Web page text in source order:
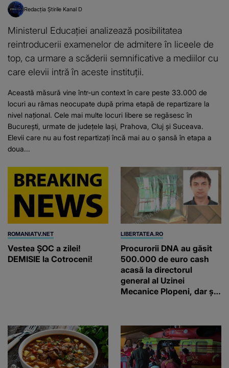
Redacția Știrile Kanal D
Ministerul Educației analizează posibilitatea
reintroducerii examenelor de admitere în liceele de
top, ca urmare a scăderii semnificative a mediilor cu
care elevii intră în aceste instituții.
Această măsură vine într-un context în care peste 33.000 de
locuri au rămas neocupate după prima etapă de repartizare la
nivel național. Cele mai multe locuri libere se regăsesc în
București, urmate de județele Iași, Prahova, Cluj și Suceava.
Elevii care nu au fost repartizați încă mai au o șansă în etapa a
doua...
ROMANIATV.NET
Vestea ȘOC a zilei!
DEMISIE la Cotroceni!
LIBERTATEA.RO
Procurorii DNA au găsit
500.000 de euro cash
acasă la directorul
general al Uzinei
Mecanice Plopeni, dar și